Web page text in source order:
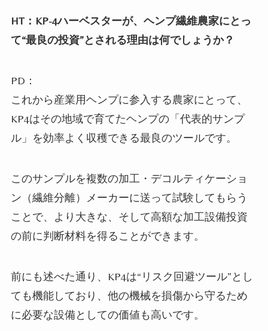
HT：KP-4ハーベスターが、ヘンプ繊維農家にとっ
て“最良の投資”とされる理由は何でしょうか？
PD：
これから産業用ヘンプに参入する農家にとって、
KP4はその地域で育てたヘンプの「代表的サンプ
ル」を効率よく収穫できる最良のツールです。
このサンプルを複数の加工・デコルティケーショ
ン（繊維分離）メーカーに送って試験してもらう
ことで、より大きな、そして高額な加工設備投資
の前に判断材料を得ることができます。
前にも述べた通り、KP4は“リスク回避ツール”とし
ても機能しており、他の機械を損傷から守るため
に必要な設備としての価値も高いです。